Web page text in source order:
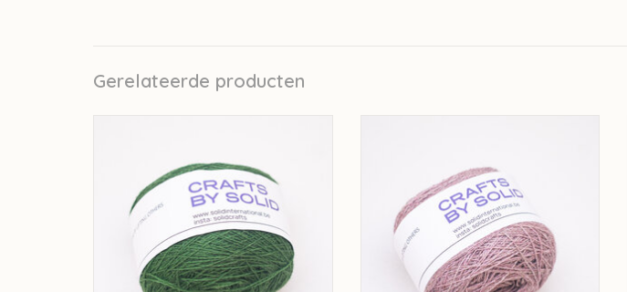
Gerelateerde producten